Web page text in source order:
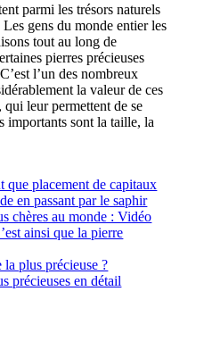
parmi les trésors naturels
gens du monde entier les
tout au long de
pierres précieuses
l’un des nombreux
la valeur de ces
qui leur permettent de se
importants sont la taille, la
que placement de capitaux
en passant par le saphir
chères au monde : Vidéo
ainsi que la pierre
la plus précieuse ?
précieuses en détail